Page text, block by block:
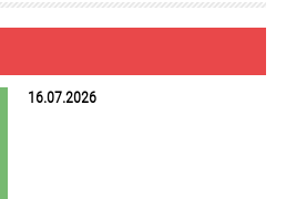
Quai Vernets